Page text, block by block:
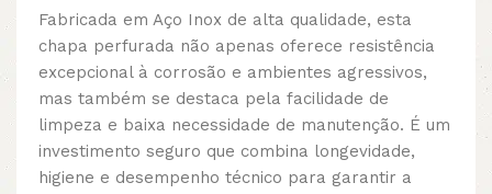
Fabricada em Aço Inox de alta qualidade, esta
chapa perfurada não apenas oferece resistência
excepcional à corrosão e ambientes agressivos,
mas também se destaca pela facilidade de
limpeza e baixa necessidade de manutenção. É um
investimento seguro que combina longevidade,
higiene e desempenho técnico para garantir a